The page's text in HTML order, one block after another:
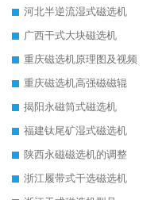
河北半逆流湿式磁选机
广西干式大块磁选机
重庆磁选机原理图及视频
重庆磁选机高强磁磁辊
揭阳永磁筒式磁选机
福建钛尾矿湿式磁选机
陕西永磁磁选机的调整
浙江履带式干选磁选机